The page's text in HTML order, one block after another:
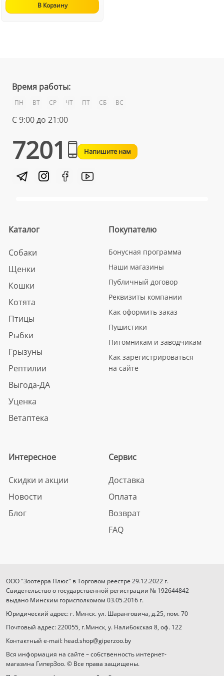
В Корзину
Время работы:
ПН ВТ СР ЧТ ПТ СБ ВС
С 9:00 до 21:00
7201 Напишите нам
Каталог
Собаки
Щенки
Кошки
Котята
Птицы
Рыбки
Грызуны
Рептилии
Выгода-ДА
Уценка
Ветаптека
Покупателю
Бонусная программа
Наши магазины
Публичный договор
Реквизиты компании
Как оформить заказ
Пушистики
Питомникам и заводчикам
Как зарегистрироваться
на сайте
Интересное
Скидки и акции
Новости
Блог
Сервис
Доставка
Оплата
Возврат
FAQ
ООО "Зоотерра Плюс" в Торговом реестре 29.12.2022 г.
Свидетельство о государственной регистрации № 192644842
выдано Минским горисполкомом 03.05.2016 г.
Юридический адрес: г. Минск. ул. Шаранговича, д.25, пом. 70
Почтовый адрес: 220055, г.Минск, у. Налибокская 8, оф. 122
Контактный e-mail: head.shop@giperzoo.by
Вся информация на сайте – собственность интернет-
магазина ГиперЗоо. © Все права защищены.